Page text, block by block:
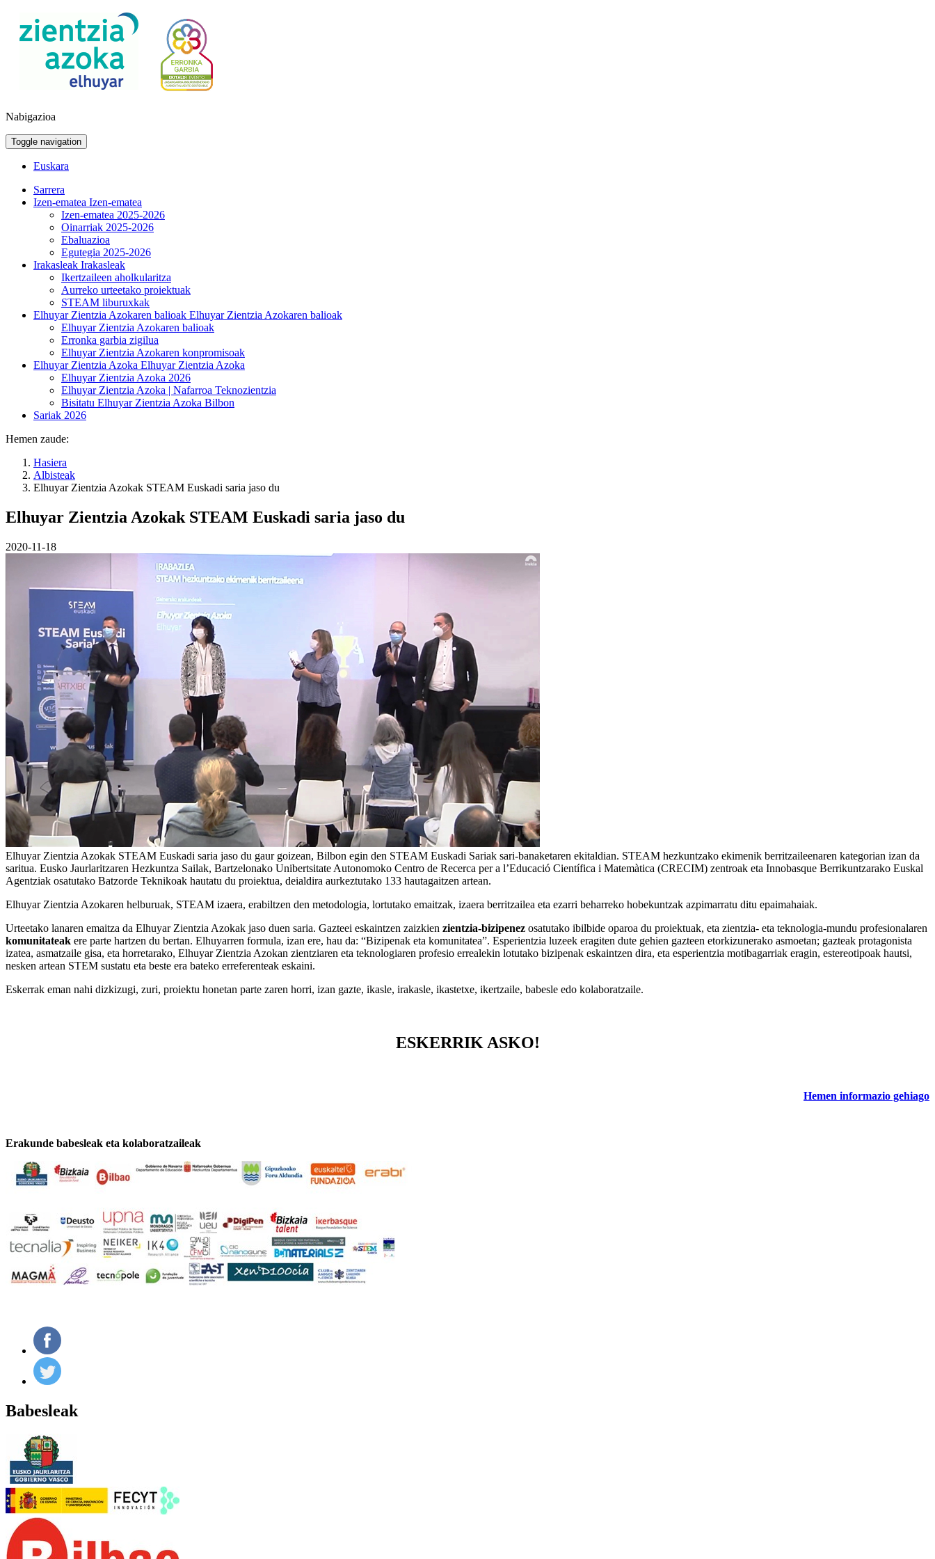
Nabigazioa
Toggle navigation
Euskara
Sarrera
Izen-ematea Izen-ematea
Izen-ematea 2025-2026
Oinarriak 2025-2026
Ebaluazioa
Egutegia 2025-2026
Irakasleak Irakasleak
Ikertzaileen aholkularitza
Aurreko urteetako proiektuak
STEAM liburuxkak
Elhuyar Zientzia Azokaren balioak Elhuyar Zientzia Azokaren balioak
Elhuyar Zientzia Azokaren balioak
Erronka garbia zigilua
Elhuyar Zientzia Azokaren konpromisoak
Elhuyar Zientzia Azoka Elhuyar Zientzia Azoka
Elhuyar Zientzia Azoka 2026
Elhuyar Zientzia Azoka | Nafarroa Teknozientzia
Bisitatu Elhuyar Zientzia Azoka Bilbon
Sariak 2026
Hemen zaude:
Hasiera
Albisteak
Elhuyar Zientzia Azokak STEAM Euskadi saria jaso du
Elhuyar Zientzia Azokak STEAM Euskadi saria jaso du
2020-11-18
Elhuyar Zientzia Azokak STEAM Euskadi saria jaso du gaur goizean, Bilbon egin den STEAM Euskadi Sariak sari-banaketaren ekitaldian. STEAM hezkuntzako ekimenik berritzaileenaren kategorian izan da
saritua. Eusko Jaurlaritzaren Hezkuntza Sailak, Bartzelonako Unibertsitate Autonomoko Centro de Recerca per a l’Educació Científica i Matemàtica (CRECIM) zentroak eta Innobasque Berrikuntzarako Euskal
Agentziak osatutako Batzorde Teknikoak hautatu du proiektua, deialdira aurkeztutako 133 hautagaitzen artean.
Elhuyar Zientzia Azokaren helburuak, STEAM izaera, erabiltzen den metodologia, lortutako emaitzak, izaera berritzailea eta ezarri beharreko hobekuntzak azpimarratu ditu epaimahaiak.
Urteetako lanaren emaitza da Elhuyar Zientzia Azokak jaso duen saria. Gazteei eskaintzen zaizkien zientzia-bizipenez osatutako ibilbide oparoa du proiektuak, eta zientzia- eta teknologia-mundu profesionalaren
komunitateak ere parte hartzen du bertan. Elhuyarren formula, izan ere, hau da: “Bizipenak eta komunitatea”. Esperientzia luzeek eragiten dute gehien gazteen etorkizunerako asmoetan; gazteak protagonista
izatea, asmatzaile gisa, eta horretarako, Elhuyar Zientzia Azokan zientziaren eta teknologiaren profesio errealekin lotutako bizipenak eskaintzen dira, eta esperientzia motibagarriak eragin, estereotipoak hautsi,
nesken artean STEM sustatu eta beste era bateko erreferenteak eskaini.
Eskerrak eman nahi dizkizugi, zuri, proiektu honetan parte zaren horri, izan gazte, ikasle, irakasle, ikastetxe, ikertzaile, babesle edo kolaboratzaile.
ESKERRIK ASKO!
Hemen informazio gehiago
Erakunde babesleak eta kolaboratzaileak
Babesleak